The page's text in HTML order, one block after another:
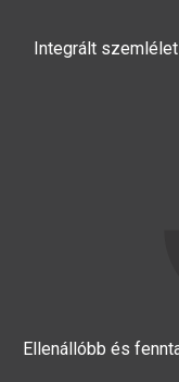
Integrált
Ellenállóbb és